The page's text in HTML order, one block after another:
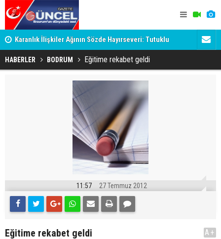
Karanlık İlişkiler Ağının Sözde Hayırseveri: Tutuklu
Memet Aca Dosyası
Dadaş'a
HABERLER BODRUM Eğitime rekabet geldi
11:57 27 Temmuz 2012
Eğitime rekabet geldi
A+